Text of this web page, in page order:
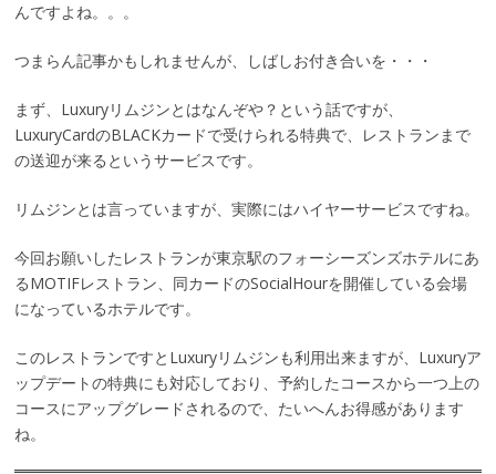
んですよね。。。
つまらん記事かもしれませんが、しばしお付き合いを・・・
まず、Luxuryリムジンとはなんぞや？という話ですが、
LuxuryCardのBLACKカードで受けられる特典で、レストランまで
の送迎が来るというサービスです。
リムジンとは言っていますが、実際にはハイヤーサービスですね。
今回お願いしたレストランが東京駅のフォーシーズンズホテルにあ
るMOTIFレストラン、同カードのSocialHourを開催している会場
になっているホテルです。
このレストランですとLuxuryリムジンも利用出来ますが、Luxuryア
ップデートの特典にも対応しており、予約したコースから一つ上の
コースにアップグレードされるので、たいへんお得感があります
ね。